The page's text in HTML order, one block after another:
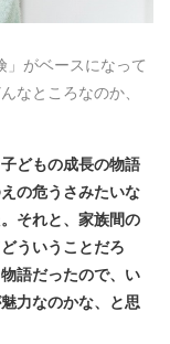
がベースになって
なところなのか、
どもの成長の物語
の危うさみたいな
それと、家族間の
ういうことだろ
語だったので、い
力なのかな、と思